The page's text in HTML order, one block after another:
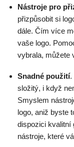
Nástroje pro
přizpůsobit si
dále. Čím více
vaše logo.
vybrala, můžete
Snadné použití.
složitý, i když
Smyslem
logo, aniž byste
dispozici kvalitní
nástroje, které